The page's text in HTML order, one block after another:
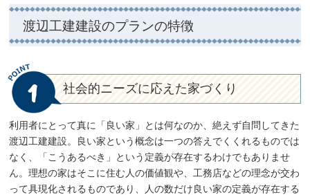
渡辺工建建設のプランの特徴
1 社会的ニーズに応えた家づくり
利用者にとって真に「良い家」とは何なのか、絶えず自問してきた
渡辺工建建設。良い家という概念は一つの答えでくくれるものでは
なく、「こうあるべき」という定義が存在するわけでもありませ
ん。理想の家はそこに住む人の価値観や、工務店などの理念が交わ
って具現化されるものであり、人の数だけ良い家の定義が存在する